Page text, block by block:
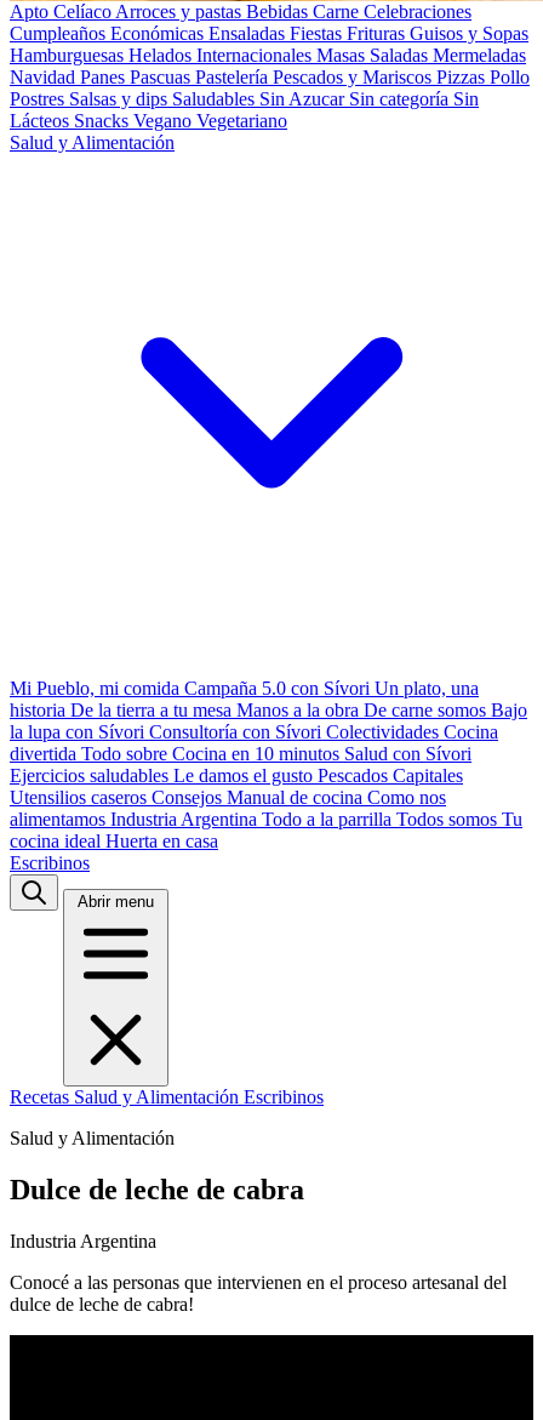
Apto Celíaco Arroces y pastas Bebidas Carne Celebraciones
Cumpleaños Económicas Ensaladas Fiestas Frituras Guisos y Sopas
Hamburguesas Helados Internacionales Masas Saladas Mermeladas
Navidad Panes Pascuas Pastelería Pescados y Mariscos Pizzas Pollo
Postres Salsas y dips Saludables Sin Azucar Sin categoría Sin
Lácteos Snacks Vegano Vegetariano
Salud y Alimentación
Mi Pueblo, mi comida Campaña 5.0 con Sívori Un plato, una
historia De la tierra a tu mesa Manos a la obra De carne somos Bajo
la lupa con Sívori Consultoría con Sívori Colectividades Cocina
divertida Todo sobre Cocina en 10 minutos Salud con Sívori
Ejercicios saludables Le damos el gusto Pescados Capitales
Utensilios caseros Consejos Manual de cocina Como nos
alimentamos Industria Argentina Todo a la parrilla Todos somos Tu
cocina ideal Huerta en casa
Escribinos
Abrir menu
Recetas Salud y Alimentación Escribinos
Salud y Alimentación
Dulce de leche de cabra
Industria Argentina
Conocé a las personas que intervienen en el proceso artesanal del
dulce de leche de cabra!